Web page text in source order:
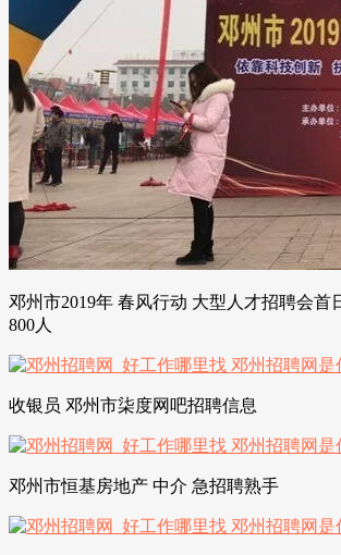
邓州市2019年 春风行动 大型人才招聘会首
800人
收银员 邓州市柒度网吧招聘信息
邓州市恒基房地产 中介 急招聘熟手